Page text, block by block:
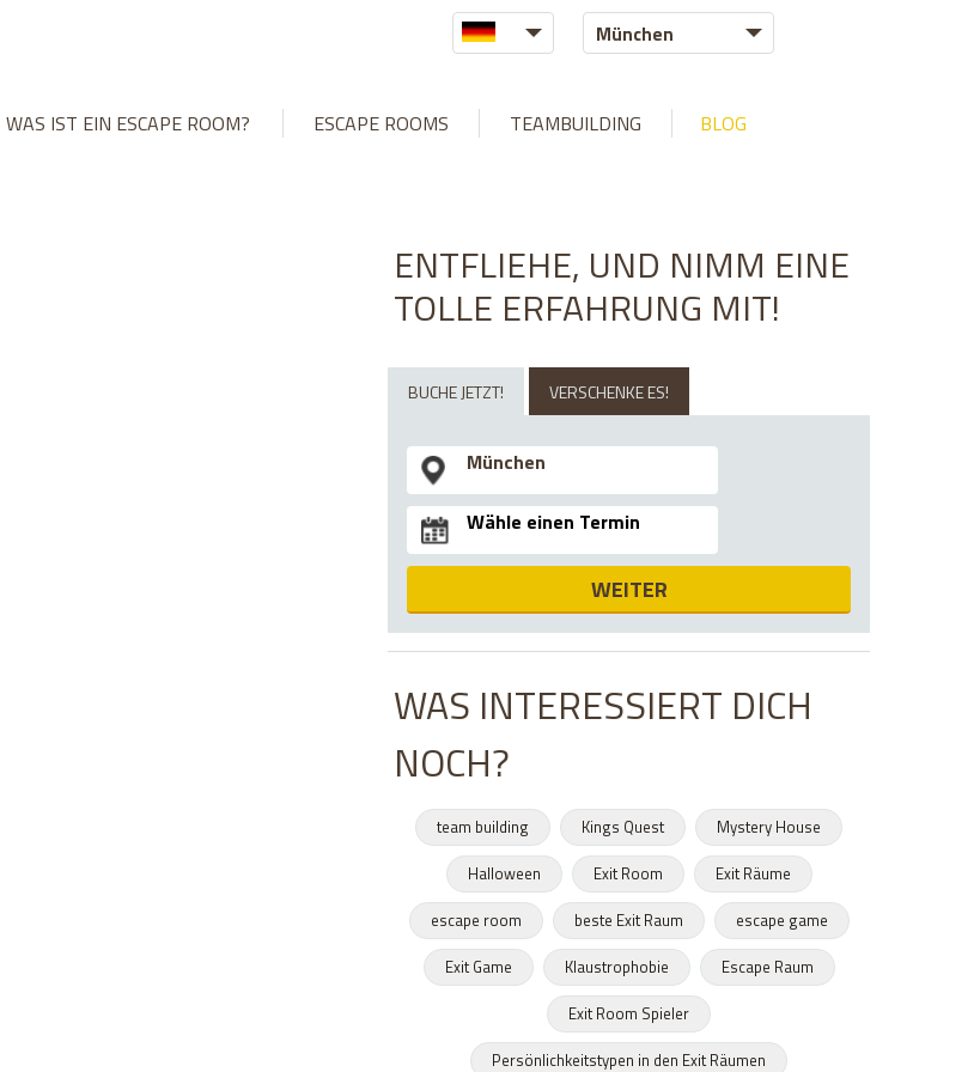
of parameters in prepared statement in /var/www/exittheroom.hu/web/libraries/MysqliDb.php
München
WAS IST EIN ESCAPE ROOM? ESCAPE ROOMS TEAMBUILDING BLOG
ENTFLIEHE, UND NIMM EINE
TOLLE ERFAHRUNG MIT!
BUCHE JETZT! VERSCHENKE ES!
WEITER
WAS INTERESSIERT DICH
NOCH?
team building Kings Quest
Mystery House
Halloween
Exit Room
Exit Räume
escape room
beste Exit Raum
escape game
Exit Game
Klaustrophobie
Escape Raum
Exit Room Spieler
Persönlichkeitstypen in den Exit Räumen